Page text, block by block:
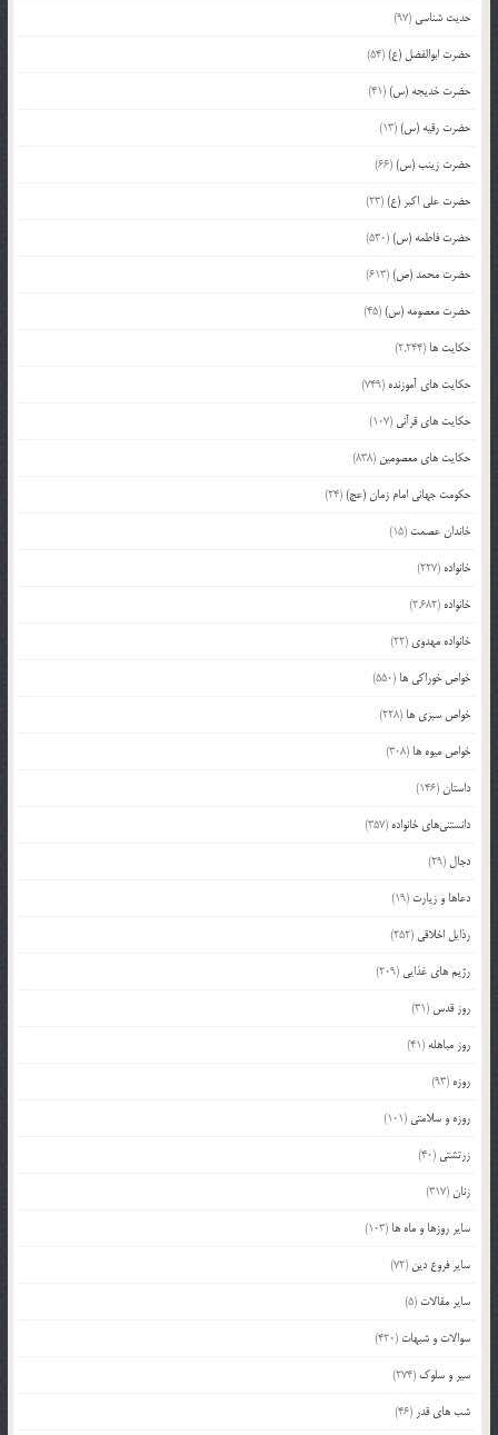
حدیث شناسی (97)
حضرت ابوالفضل (ع)(54)
حضرت خدیجه (س)(41)
حضرت رقیه (س)(13)
حضرت زینب (س)(66)
حضرت علی اکبر (ع)(23)
حضرت فاطمه (س)(530)
حضرت محمد (ص)(613)
حضرت معصومه (س)(45)
حکایت ها (2,244)
حکایت های آموزنده (749)
حکایت های قرآنی (107)
حکایت های معصومین (838)
حکومت جهانی امام زمان (عج)(24)
خاندان عصمت (15)
خانواده (227)
خانواده (2,682)
خانواده مهدوی (22)
خواص خوراکی ها (550)
خواص سبزی ها (228)
خواص میوه ها (308)
داستان(146)
دانستنی‌های خانواده (357)
دجال (29)
دعاها و زیارت (19)
رذایل اخلاقی (252)
رژیم های غذایی (209)
روز قدس (31)
روز مباهله (41)
روزه (93)
روزه و سلامتی (101)
زرتشتی (40)
زنان(317)
سایر روزها و ماه ها (103)
سایر فروع دین (72)
سایر مقالات (5)
سوالات و شبهات (420)
سیر و سلوک (274)
شب های قدر (46)